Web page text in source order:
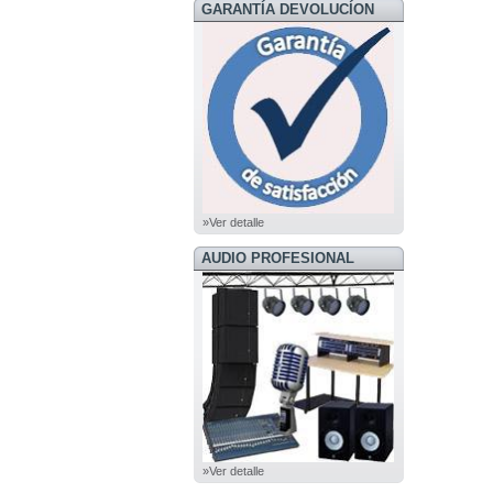
GARANTÍA DEVOLUCÍON
»Ver detalle
AUDIO PROFESIONAL
»Ver detalle